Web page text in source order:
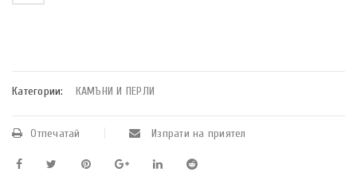
Категории: КАМЪНИ И ПЕРЛИ
Отпечатай Изпрати на приятел